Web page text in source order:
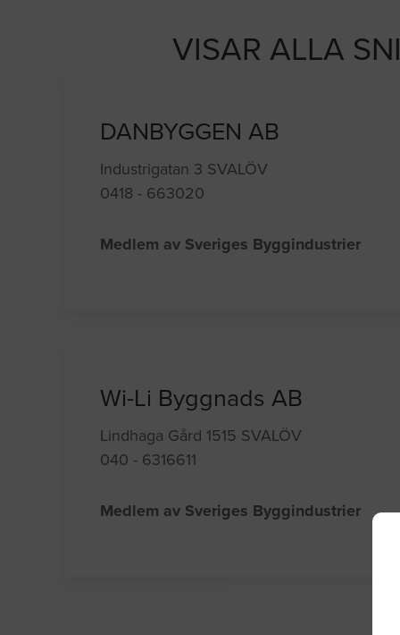
VISAR ALLA
DANBYGGEN AB
Industrigatan 3 SVALÖV
0418 - 663020
Medlem av Sveriges Byggindustrier
Wi-Li Byggnads AB
Lindhaga Gård 1515 SVALÖV
040 - 6316611
Medlem av Sveriges Byggindustrier